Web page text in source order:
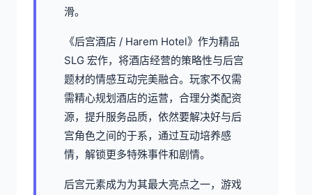
滑。
《后宫酒店 / Harem Hotel》作为精品
SLG 宏作，将酒店经营的策略性与后宫
题材的情感互动完美融合。玩家不仅需
需精心规划酒店的运营，合理分类配资
源，提升服务品质，依然要解决好与后
宫角色之间的于系，通过互动培养感
情，解锁更多特殊事件和剧情。
后宫元素成为为其最大亮点之一，游戏